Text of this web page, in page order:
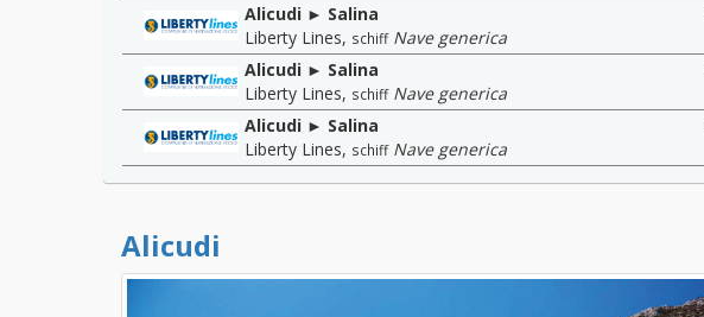
Alicudi ► Salina
Liberty Lines, schiff Nave generica
Alicudi ► Salina
Liberty Lines, schiff Nave generica
Alicudi ► Salina
Liberty Lines, schiff Nave generica
Alicudi